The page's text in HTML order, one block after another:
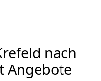
nach
Angebote